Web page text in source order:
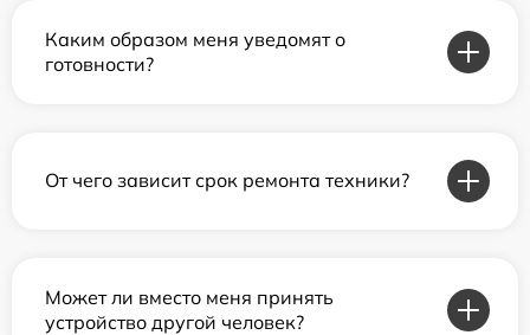
Каким образом меня уведомят о
готовности?
От чего зависит срок ремонта техники?
Может ли вместо меня принять
устройство другой человек?